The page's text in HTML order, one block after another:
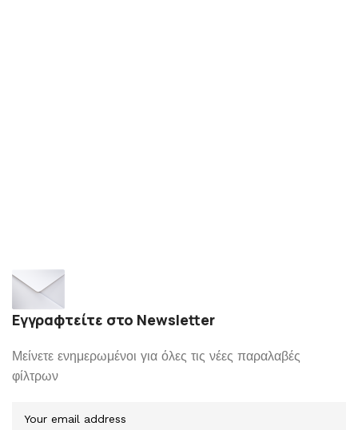
Εγγραφτείτε στο Newsletter
Μείνετε ενημερωμένοι για όλες τις νέες παραλαβές
φίλτρων